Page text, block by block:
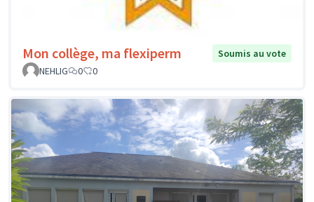
Mon collège, ma flexiperm
Soumis au vote
NEHLIG
0 0